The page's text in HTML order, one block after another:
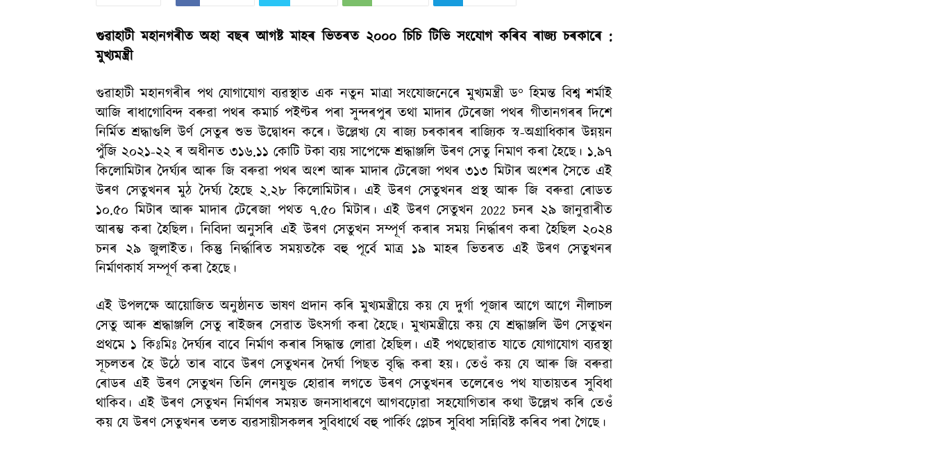
গুৱাহাটী মহানগৰীত অহা বছৰ আগষ্ট মাহৰ ভিতৰত ২০০০ চিচি টিভি সংযোগ কৰিব ৰাজ্য চৰকাৰে :
মুখ্যমন্ত্ৰী
গুৱাহাটী মহানগৰীৰ পথ যোগাযোগ ব্যৱস্থাত এক নতুন মাত্রা সংযোজনেৰে মুখ্যমন্ত্রী ড° হিমন্ত বিশ্ব শৰ্মাই
আজি ৰাধাগোবিন্দ বৰুৱা পথৰ কমাৰ্চ পইণ্টৰ পৰা সুন্দৰপুৰ তথা মাদাৰ টেৰেজা পথৰ গীতানগৰৰ দিশে
নির্মিত শ্রদ্ধাগুলি উৰ্ণ সেতুৰ শুভ উদ্বোধন কৰে। উল্লেখ্য যে ৰাজ্য চৰকাৰৰ ৰাজ্যিক স্ব-অগ্রাধিকাৰ উন্নয়ন
পুঁজি ২০২১-২২ ৰ অধীনত ৩১৬.১১ কোটি টকা ব্যয় সাপেক্ষে শ্রদ্ধাঞ্জলি উৰণ সেতু নিমাণ কৰা হৈছে। ১.৯৭
কিলোমিটাৰ দৈৰ্ঘ্যৰ আৰু জি বৰুৱা পথৰ অংশ আৰু মাদাৰ টেৰেজা পথৰ ৩১৩ মিটাৰ অংশৰ সৈতে এই
উৰণ সেতুখনৰ মুঠ দৈৰ্ঘ্য হৈছে ২.২৮ কিলোমিটাৰ। এই উৰণ সেতুখনৰ প্ৰস্থ আৰু জি বৰুৱা ৰোডত
১০.৫০ মিটাৰ আৰু মাদাৰ টেৰেজা পথত ৭.৫০ মিটাৰ। এই উৰণ সেতুখন 2022 চনৰ ২৯ জানুৱাৰীত
আৰম্ভ কৰা হৈছিল। নিবিদা অনুসৰি এই উৰণ সেতুখন সম্পূর্ণ কৰাৰ সময় নিৰ্দ্ধাৰণ কৰা হৈছিল ২০২৪
চনৰ ২৯ জুলাইত। কিন্তু নিৰ্দ্ধাৰিত সময়তকৈ বহু পূর্বে মাত্র ১৯ মাহৰ ভিতৰত এই উৰণ সেতুখনৰ
নিৰ্মাণকাৰ্য সম্পূৰ্ণ কৰা হৈছে।
এই উপলক্ষে আয়োজিত অনুষ্ঠানত ভাষণ প্রদান কৰি মুখ্যমন্ত্ৰীয়ে কয় যে দুৰ্গা পূজাৰ আগে আগে নীলাচল
সেতু আৰু শ্ৰদ্ধাঞ্জলি সেতু ৰাইজৰ সেৱাত উৎসৰ্গা কৰা হৈছে। মুখ্যমন্ত্রীয়ে কয় যে শ্রদ্ধাঞ্জলি ঊণ সেতুখন
প্রথমে ১ কিঃমিঃ দৈৰ্ঘ্যৰ বাবে নিৰ্মাণ কৰাৰ সিদ্ধান্ত লোৱা হৈছিল। এই পথছোৱাত যাতে যোগাযোগ ব্যৱস্থা
সূচলতৰ হৈ উঠে তাৰ বাবে উৰণ সেতুখনৰ দৈৰ্ঘা পিছত বৃদ্ধি কৰা হয়। তেওঁ কয় যে আৰু জি বৰুৱা
ৰোডৰ এই উৰণ সেতুখন তিনি লেনযুক্ত হোৱাৰ লগতে উৰণ সেতুখনৰ তলেৰেও পথ যাতায়তৰ সুবিধা
থাকিব। এই উৰণ সেতুখন নিৰ্মাণৰ সময়ত জনসাধাৰণে আগবঢ়োৱা সহযোগিতাৰ কথা উল্লেখ কৰি তেওঁ
কয় যে উৰণ সেতুখনৰ তলত ব্যৱসায়ীসকলৰ সুবিধার্থে বহু পার্কিং প্লেচৰ সুবিধা সন্নিবিষ্ট কৰিব পৰা গৈছে।